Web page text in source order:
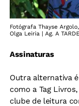
Fotógrafa Thayse
Olga Leiria | Ag. A TARDE
Assinaturas
Outra alternativa
como a Tag
clube de leitura